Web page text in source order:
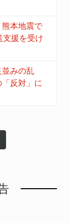
本地震で
支援を受け
みの乱
反対」に